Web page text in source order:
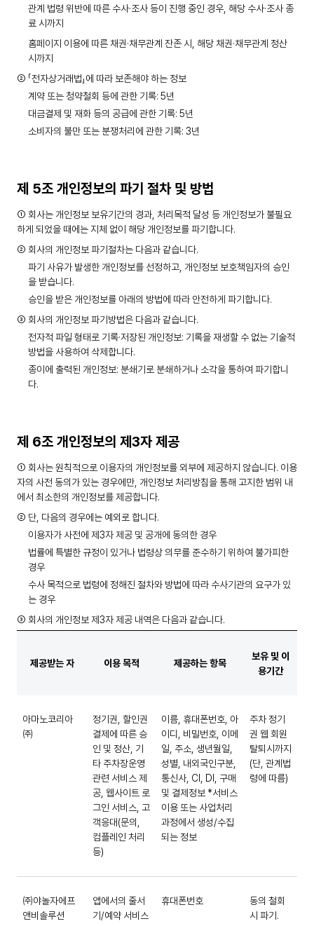
관계 법령 위반에 따른 수사·조사 등이 진행 중인 경우, 해당 수사·조사 종
료 시까지
홈페이지 이용에 따른 채권·채무관계 잔존 시, 해당 채권·채무관계 정산
시까지
② 「전자상거래법」에 따라 보존해야 하는 정보
계약 또는 청약철회 등에 관한 기록: 5년
대금결제 및 재화 등의 공급에 관한 기록: 5년
소비자의 불만 또는 분쟁처리에 관한 기록: 3년
제 5조 개인정보의 파기 절차 및 방법
① 회사는 개인정보 보유기간의 경과, 처리목적 달성 등 개인정보가 불필요
하게 되었을 때에는 지체 없이 해당 개인정보를 파기합니다.
② 회사의 개인정보 파기절차는 다음과 같습니다.
파기 사유가 발생한 개인정보를 선정하고, 개인정보 보호책임자의 승인
을 받습니다.
승인을 받은 개인정보를 아래의 방법에 따라 안전하게 파기합니다.
③ 회사의 개인정보 파기방법은 다음과 같습니다.
전자적 파일 형태로 기록·저장된 개인정보: 기록을 재생할 수 없는 기술적
방법을 사용하여 삭제합니다.
종이에 출력된 개인정보: 분쇄기로 분쇄하거나 소각을 통하여 파기합니
다.
제 6조 개인정보의 제3자 제공
① 회사는 원칙적으로 이용자의 개인정보를 외부에 제공하지 않습니다. 이용
자의 사전 동의가 있는 경우에만, 개인정보 처리방침을 통해 고지한 범위 내
에서 최소한의 개인정보를 제공합니다.
② 단, 다음의 경우에는 예외로 합니다.
이용자가 사전에 제3자 제공 및 공개에 동의한 경우
법률에 특별한 규정이 있거나 법령상 의무를 준수하기 위하여 불가피한
경우
수사 목적으로 법령에 정해진 절차와 방법에 따라 수사기관의 요구가 있
는 경우
③ 회사의 개인정보 제3자 제공 내역은 다음과 같습니다.
제공받는 자 이용 목적 제공하는 항목
보유 및 이
용기간
아마노코리아
㈜
정기권, 할인권
결제에 따른 승
인 및 정산, 기
타 주차장운영
관련 서비스 제
공, 웹사이트 로
그인 서비스, 고
객응대(문의,
컴플레인 처리
등)
이름, 휴대폰번호, 아
이디, 비밀번호, 이메
일, 주소, 생년월일,
성별, 내외국인구분,
통신사, CI, DI, 구매
및 결제정보 *서비스
이용 또는 사업처리
과정에서 생성/수집
되는 정보
주차 정기
권 웹 회원
탈퇴시까지
(단, 관계법
령에 따름)
㈜야놀자에프
앤비솔루션
앱에서의 줄서
기/예약 서비스
휴대폰번호
동의 철회
시 파기.